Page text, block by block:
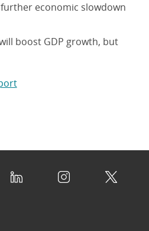
economic slowdown
boost GDP growth, but